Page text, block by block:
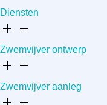
Diensten
Zwemvijver ontwerp
Zwemvijver aanleg